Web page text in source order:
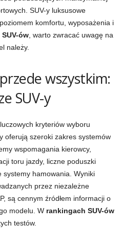
SUV-y luksusowe
komfortu, wyposażenia i
ów , warto zwracać uwagę na
należy.
wszystkim:
SUV-y
kryteriów wyboru
oferują szeroki zakres systemów
wspomagania kierowcy,
toru jazdy, liczne poduszki
systemy hamowania. Wyniki
przez niezależne
są cennym źródłem informacji o
modelu. W rankingach SUV-ów
testów.